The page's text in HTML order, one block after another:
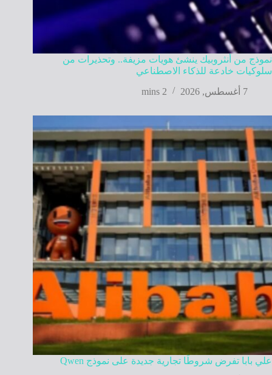
نموذج من أنثروبيك ينشئ هويات مزيفة.. وتحذيرات من
سلوكيات خادعة للذكاء الاصطناعي
7 أغسطس, 2026
2 mins
علي بابا تفرض شروطًا تجارية جديدة على نموذج Qwen